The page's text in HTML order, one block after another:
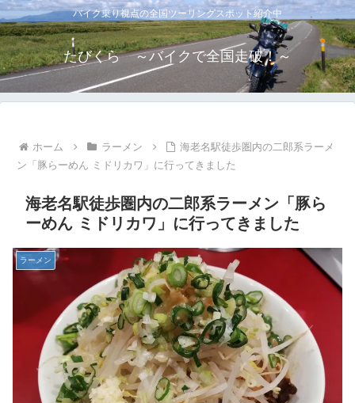
バイク乗り視点の全国ツーリングスポット紹介中
たびくら ～バイクで全国走破！～
ホーム ラーメン
海老名駅徒歩圏内の二郎系ラーメ
ン「豚らーめん ミドリカワ」に行ってきました
海老名駅徒歩圏内の二郎系ラーメン「豚ら
ーめん ミドリカワ」に行ってきました
ラーメン